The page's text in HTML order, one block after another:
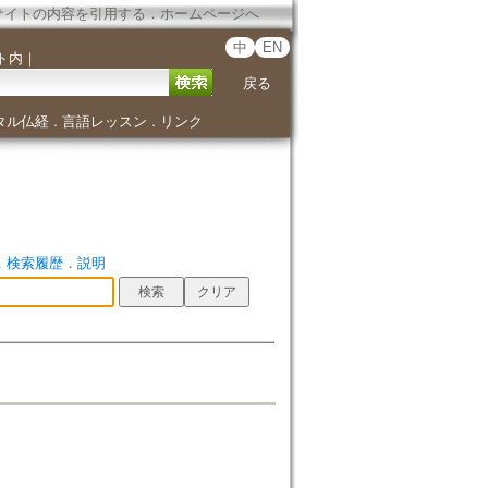
イトの内容を引用する ． ホームページへ
内 ｜
中 EN
戻る
ル仏経． 言語レッスン ． リンク
検索履歴． 説明